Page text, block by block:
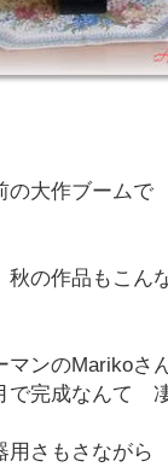
の大作ブーム
の作品もこん
マンのMarikoさ
で完成なんて
用さもさなが